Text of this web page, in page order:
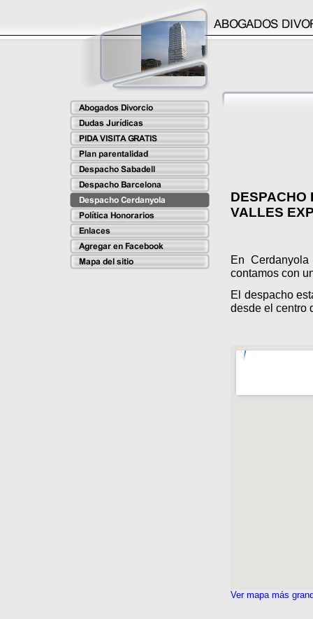
DESPACHO
VALLES
En
contamos con
El despacho
desde el centro
Ver mapa más